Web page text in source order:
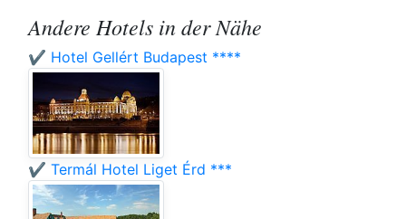
Andere Hotels in der Nähe
✔️ Hotel Gellért Budapest ****
✔️ Termál Hotel Liget Érd ***